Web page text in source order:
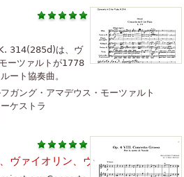
314(285d)は、ヴ
ーツァルトが1778
ート協奏曲。
ガング・アマデウス・モーツァルト
ケストラ
ヴァイオリン、ヴィオラ、チェロ